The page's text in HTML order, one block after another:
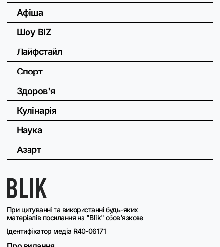
При цитуванні та використанні будь-яких
матеріалів посилання на "Blik" обов'язкове
Ідентифікатор медіа R40-06171
Афіша
Шоу BIZ
Лайфстайл
Спорт
Здоров'я
Кулінарія
Наука
Азарт